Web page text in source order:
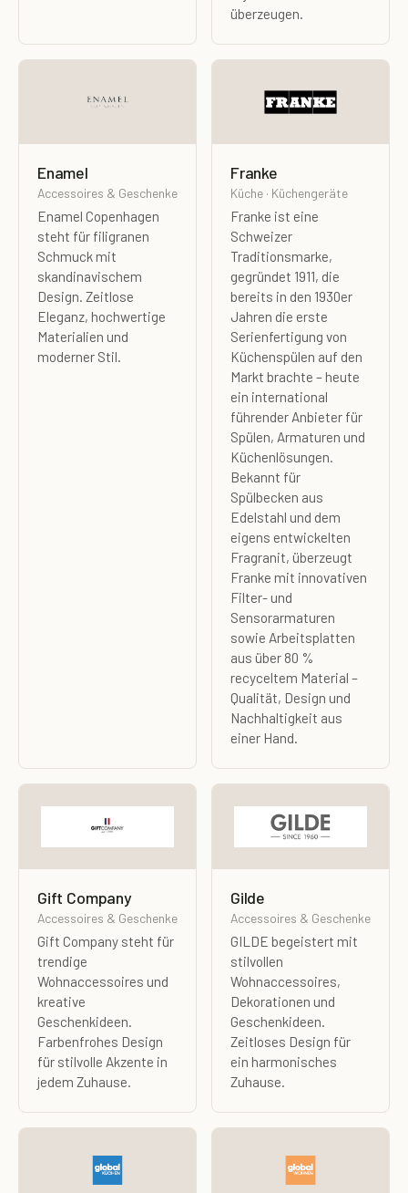
überzeugen.
Enamel
Accessoires & Geschenke
Enamel Copenhagen
steht für filigranen
Schmuck mit
skandinavischem
Design. Zeitlose
Eleganz, hochwertige
Materialien und
moderner Stil.
Franke
Küche · Küchengeräte
Franke ist eine
Schweizer
Traditionsmarke,
gegründet 1911, die
bereits in den 1930er
Jahren die erste
Serienfertigung von
Küchenspülen auf den
Markt brachte – heute
ein international
führender Anbieter für
Spülen, Armaturen und
Küchenlösungen.
Bekannt für
Spülbecken aus
Edelstahl und dem
eigens entwickelten
Fragranit, überzeugt
Franke mit innovativen
Filter- und
Sensorarmaturen
sowie Arbeitsplatten
aus über 80 %
recyceltem Material –
Qualität, Design und
Nachhaltigkeit aus
einer Hand.
Gift Company
Accessoires & Geschenke
Gift Company steht für
trendige
Wohnaccessoires und
kreative
Geschenkideen.
Farbenfrohes Design
für stilvolle Akzente in
jedem Zuhause.
Gilde
Accessoires & Geschenke
GILDE begeistert mit
stilvollen
Wohnaccessoires,
Dekorationen und
Geschenkideen.
Zeitloses Design für
ein harmonisches
Zuhause.